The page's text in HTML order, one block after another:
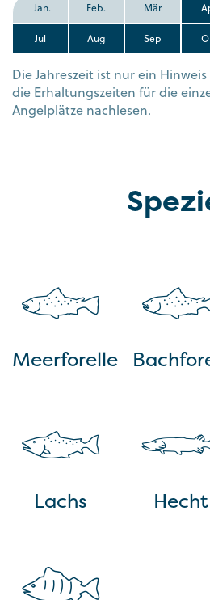
Jan. Feb. Mär
Jul Aug Sep
Die Jahreszeit ist nur ein
die Erhaltungszeiten für die
Angelplätze nachlesen.
Meerforelle
Lachs Hecht